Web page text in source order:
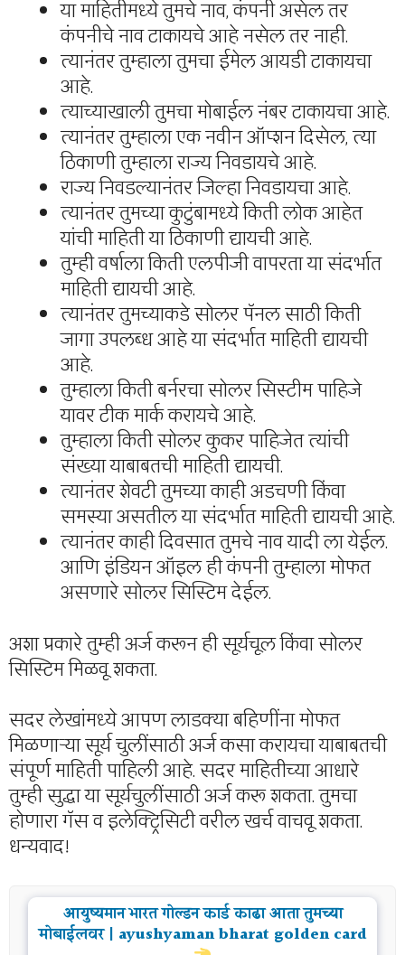
या माहितीमध्ये तुमचे नाव, कंपनी असेल तर
कंपनीचे नाव टाकायचे आहे नसेल तर नाही.
त्यानंतर तुम्हाला तुमचा ईमेल आयडी टाकायचा
आहे.
त्याच्याखाली तुमचा मोबाईल नंबर टाकायचा आहे.
त्यानंतर तुम्हाला एक नवीन ऑप्शन दिसेल, त्या
ठिकाणी तुम्हाला राज्य निवडायचे आहे.
राज्य निवडल्यानंतर जिल्हा निवडायचा आहे.
त्यानंतर तुमच्या कुटुंबामध्ये किती लोक आहेत
यांची माहिती या ठिकाणी द्यायची आहे.
तुम्ही वर्षाला किती एलपीजी वापरता या संदर्भात
माहिती द्यायची आहे.
त्यानंतर तुमच्याकडे सोलर पॅनल साठी किती
जागा उपलब्ध आहे या संदर्भात माहिती द्यायची
आहे.
तुम्हाला किती बर्नरचा सोलर सिस्टीम पाहिजे
यावर टीक मार्क करायचे आहे.
तुम्हाला किती सोलर कुकर पाहिजेत त्यांची
संख्या याबाबतची माहिती द्यायची.
त्यानंतर शेवटी तुमच्या काही अडचणी किंवा
समस्या असतील या संदर्भात माहिती द्यायची आहे.
त्यानंतर काही दिवसात तुमचे नाव यादी ला येईल.
आणि इंडियन ऑइल ही कंपनी तुम्हाला मोफत
असणारे सोलर सिस्टिम देईल.
अशा प्रकारे तुम्ही अर्ज करून ही सूर्यचूल किंवा सोलर
सिस्टिम मिळवू शकता.
सदर लेखांमध्ये आपण लाडक्या बहिणींना मोफत
मिळणाऱ्या सूर्य चुलींसाठी अर्ज कसा करायचा याबाबतची
संपूर्ण माहिती पाहिली आहे. सदर माहितीच्या आधारे
तुम्ही सुद्धा या सूर्यचुलींसाठी अर्ज करू शकता. तुमचा
होणारा गॅस व इलेक्ट्रिसिटी वरील खर्च वाचवू शकता.
धन्यवाद!
आयुष्यमान भारत गोल्डन कार्ड काढा आता तुमच्या
मोबाईलवर | ayushyaman bharat golden card